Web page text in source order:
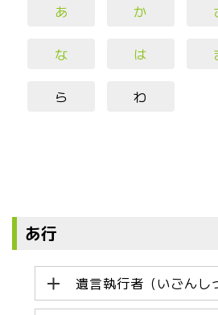
あ か
な は
ら わ
あ行
遺言執行者（いごんし